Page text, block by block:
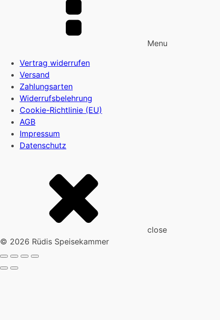
Menu
Vertrag widerrufen
Versand
Zahlungsarten
Widerrufsbelehrung
Cookie-Richtlinie (EU)
AGB
Impressum
Datenschutz
close
© 2026 Rüdis Speisekammer